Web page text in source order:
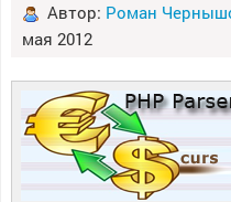
Автор: Роман
мая 2012